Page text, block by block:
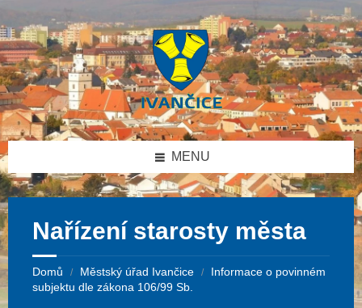
obsah
levý
panel
patičku
MENU
Nařízení starosty města
Domů / Městský úřad Ivančice /
Informace o povinném
subjektu dle zákona 106/99 Sb.